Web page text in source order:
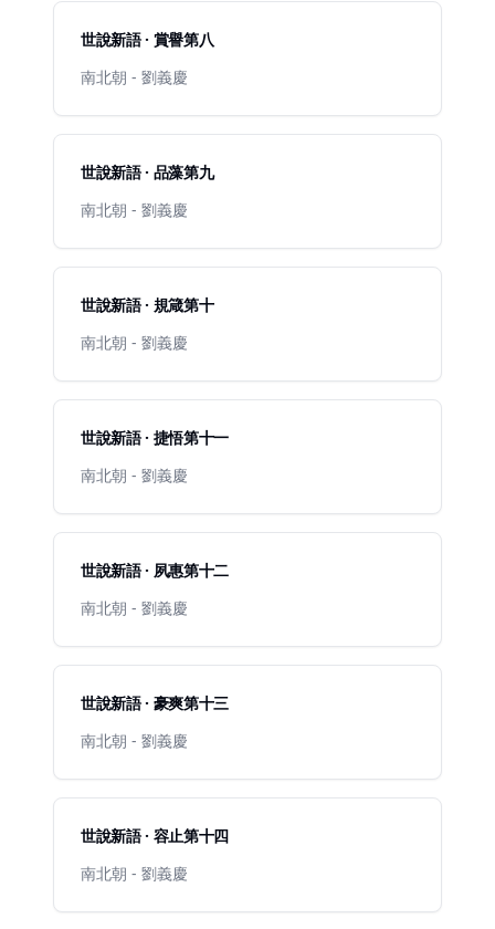
世說新語 · 賞譽第八
南北朝 - 劉義慶
世說新語 · 品藻第九
南北朝 - 劉義慶
世說新語 · 規箴第十
南北朝 - 劉義慶
世說新語 · 捷悟第十一
南北朝 - 劉義慶
世說新語 · 夙惠第十二
南北朝 - 劉義慶
世說新語 · 豪爽第十三
南北朝 - 劉義慶
世說新語 · 容止第十四
南北朝 - 劉義慶